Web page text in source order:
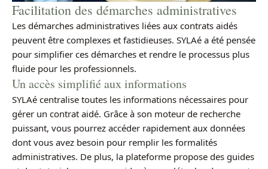
Facilitation des démarches administratives
Les démarches administratives liées aux contrats aidés
peuvent être complexes et fastidieuses. SYLAé a été pensée
pour simplifier ces démarches et rendre le processus plus
fluide pour les professionnels.
Un accès simplifié aux informations
SYLAé centralise toutes les informations nécessaires pour
gérer un contrat aidé. Grâce à son moteur de recherche
puissant, vous pourrez accéder rapidement aux données
dont vous avez besoin pour remplir les formalités
administratives. De plus, la plateforme propose des guides